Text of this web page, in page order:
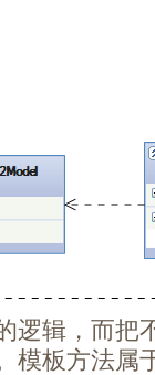
逻辑，而把
模板方法属